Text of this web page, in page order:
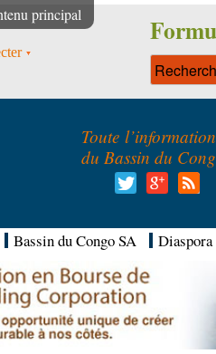
principal
Toute l’information
du Bassin du
Bassin du Congo SA Diaspora